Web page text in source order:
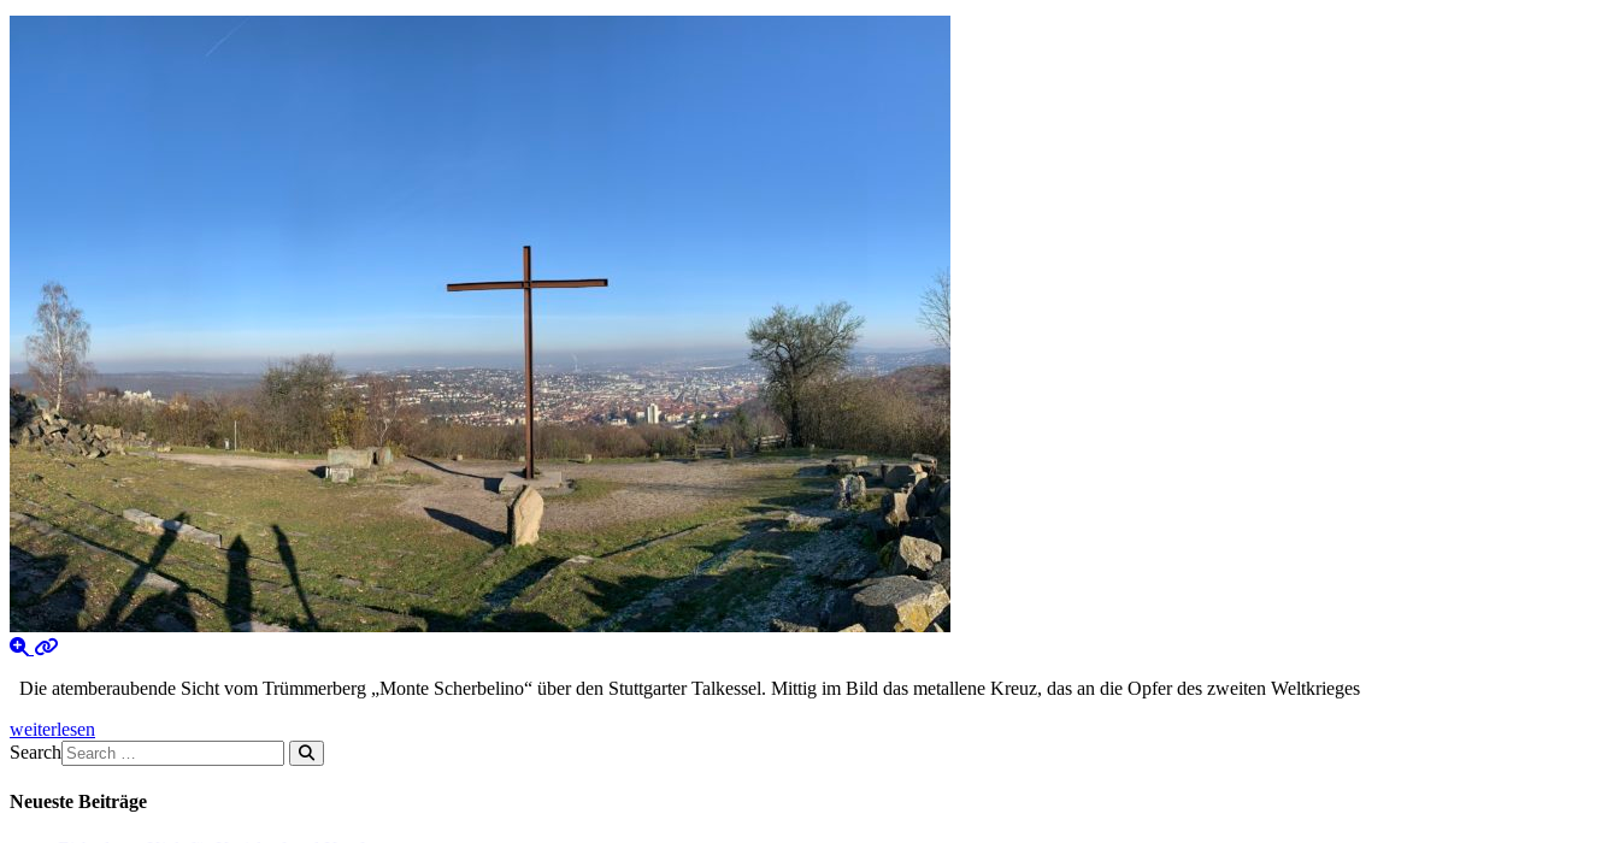
Die atemberaubende Sicht vom Trümmerberg „Monte Scherbelino“ über den Stuttgarter Talkessel. Mittig im Bild das metallene Kreuz, das an die Opfer des zweiten Weltkrieges
weiterlesen
Search
Neueste Beiträge